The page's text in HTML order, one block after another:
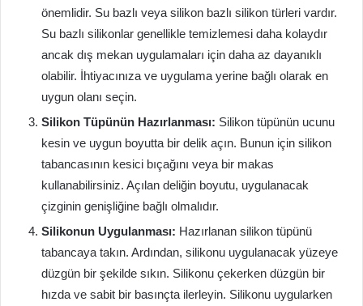
önemlidir. Su bazlı veya silikon bazlı silikon türleri vardır.
Su bazlı silikonlar genellikle temizlemesi daha kolaydır
ancak dış mekan uygulamaları için daha az dayanıklı
olabilir. İhtiyacınıza ve uygulama yerine bağlı olarak en
uygun olanı seçin.
Silikon Tüpünün Hazırlanması: Silikon tüpünün ucunu
kesin ve uygun boyutta bir delik açın. Bunun için silikon
tabancasının kesici bıçağını veya bir makas
kullanabilirsiniz. Açılan deliğin boyutu, uygulanacak
çizginin genişliğine bağlı olmalıdır.
Silikonun Uygulanması: Hazırlanan silikon tüpünü
tabancaya takın. Ardından, silikonu uygulanacak yüzeye
düzgün bir şekilde sıkın. Silikonu çekerken düzgün bir
hızda ve sabit bir basınçta ilerleyin. Silikonu uygularken